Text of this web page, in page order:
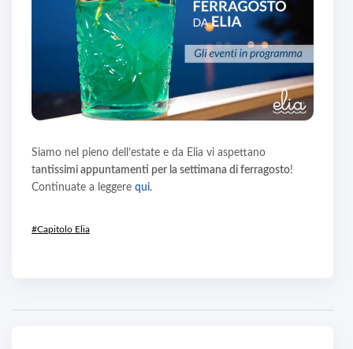
Siamo nel pieno dell’estate e da Elia vi aspettano
tantissimi appuntamenti per la settimana di ferragosto!
Continuate a leggere qui.
#Capitolo Elia